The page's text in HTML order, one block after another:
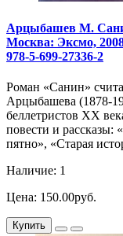
Арцыбашев М.
Москва: Эксмо,
978-5-699-27336-2
Роман «Санин»
Арцыбашева (1878-
беллетристов ХХ
повести и
пятно», «Старая
Наличие: 1
Цена: 150.00руб.
Купить